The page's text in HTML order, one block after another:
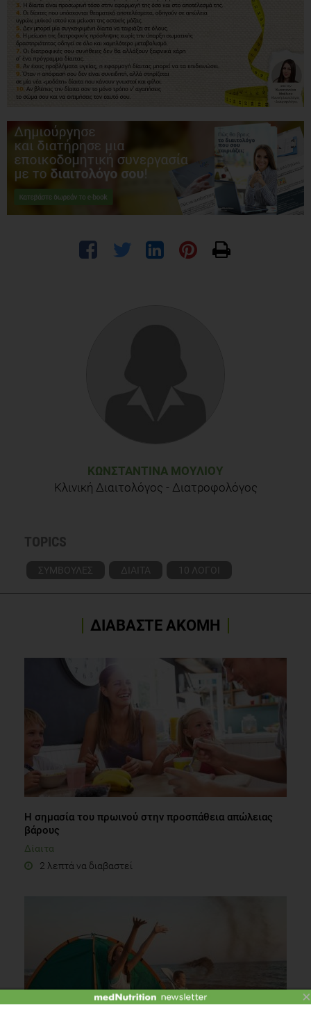
ΚΩΝΣΤΑΝΤΊΝΑ ΜΟΎΛΙΟΥ
Κλινική Διαιτολόγος - Διατροφολόγος
TOPICS
ΣΥΜΒΟΥΛΕΣ ΔΙΑΙΤΑ 10 ΛΟΓΟΙ
ΔΙΑΒΑΣΤΕ ΑΚΟΜΗ
Η σημασία του πρωινού στην προσπάθεια απώλειας
βάρους
Δίαιτα
2 λεπτά να διαβαστεί
×